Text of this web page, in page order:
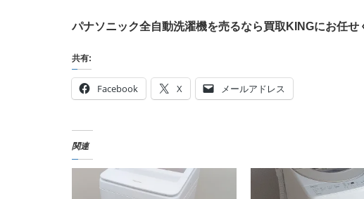
パナソニック全自動洗濯機を売るなら買取KINGにお任せ
共有:
Facebook X メールアドレス
関連